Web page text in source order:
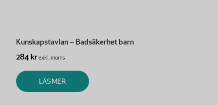
Kunskapstavlan – Badsäkerhet barn
284 krexkl. moms
LÄS MER